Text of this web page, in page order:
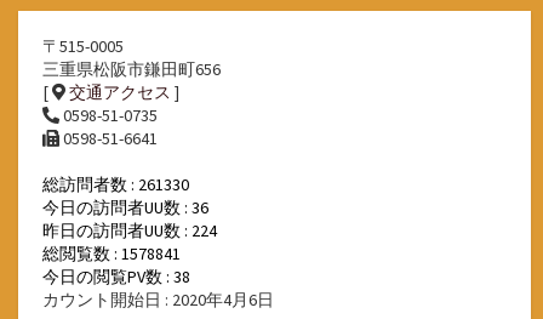
〒515-0005
三重県松阪市鎌田町656
[
交通アクセス ]
0598-51-0735
0598-51-6641
総訪問者数 : 261330
今日の訪問者UU数 : 36
昨日の訪問者UU数 : 224
総閲覧数 : 1578841
今日の閲覧PV数 : 38
カウント開始日 : 2020年4月6日